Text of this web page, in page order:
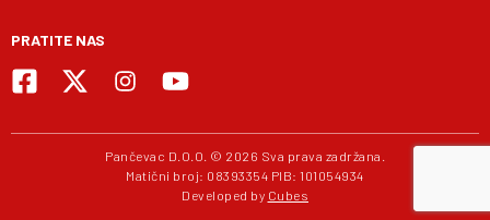
PRATITE NAS
Pančevac D.O.O. © 2026 Sva prava zadržana.
Matični broj: 08393354 PIB: 101054934
Developed by Cubes